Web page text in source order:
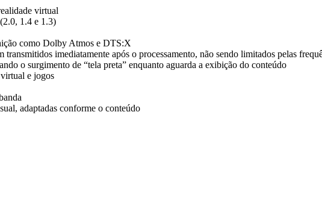
virtual
1.4 e 1.3)
como Dolby Atmos e DTS:X
imediatamente após o processamento, não sendo limitados pelas
o surgimento de “tela preta” enquanto aguarda a exibição do conteúdo
e jogos
adaptadas conforme o conteúdo